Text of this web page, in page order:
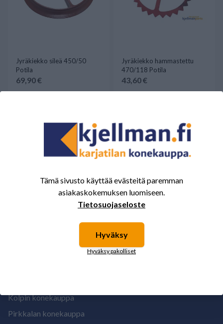
Jyräkiekko sileä 450/50
Potila
69,90 €
Jyräkiekko hammastettu
470/118 Potila
43,60 €
1
Kolpin konekauppa
Pirkkalan konekauppa
Tämä sivusto käyttää evästeitä paremman
asiakaskokemuksen luomiseen.
Tietosuojaseloste
Hyväksy
Hyväksy pakolliset